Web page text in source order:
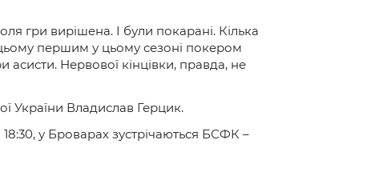
гри вирішена. І були покарані. Кілька
першим у цьому сезоні покером
Нервової кінцівки, правда, не
України Владислав Герцик.
у Броварах зустрічаються БСФК –